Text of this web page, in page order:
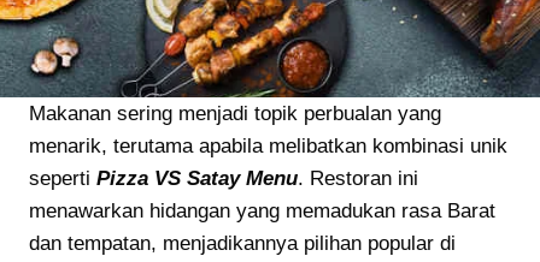
Makanan sering menjadi topik perbualan yang
menarik, terutama apabila melibatkan kombinasi unik
seperti Pizza VS Satay Menu. Restoran ini
menawarkan hidangan yang memadukan rasa Barat
dan tempatan, menjadikannya pilihan popular di